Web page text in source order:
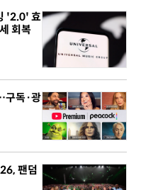
'2.0' 효
회복
구독·광
팬덤